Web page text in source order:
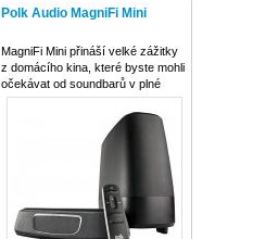
Polk Audio MagniFi Mini
MagniFi Mini přináší velké zážitky
z domácího kina, které byste mohli
očekávat od soundbarů v plné
velikosti, v ultrakompaktním
designu Je kompatibilní s většinou
televizorů, je snadné jej nastavit a
využívá technologii Polk